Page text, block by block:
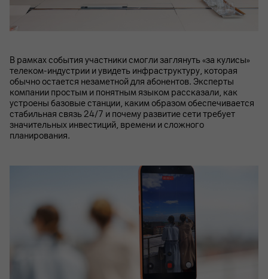
В рамках события участники смогли заглянуть «за кулисы»
телеком-индустрии и увидеть инфраструктуру, которая
обычно остается незаметной для абонентов. Эксперты
компании простым и понятным языком рассказали, как
устроены базовые станции, каким образом обеспечивается
стабильная связь 24/7 и почему развитие сети требует
значительных инвестиций, времени и сложного
планирования.